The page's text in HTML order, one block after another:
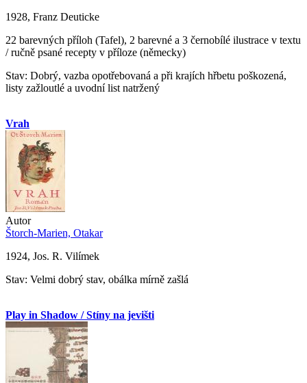
1928, Franz Deuticke
22 barevných příloh (Tafel), 2 barevné a 3 černobílé ilustrace v textu
/ ručně psané recepty v příloze (německy)
Stav: Dobrý, vazba opotřebovaná a při krajích hřbetu poškozená,
listy zažloutlé a uvodní list natržený
Vrah
Autor
Štorch-Marien, Otakar
1924, Jos. R. Vilímek
Stav: Velmi dobrý stav, obálka mírně zašlá
Play in Shadow / Stíny na jevišti